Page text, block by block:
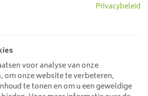
Privacybeleid
voor analyse van onze
om onze website te verbeteren,
te tonen en om u een geweldige